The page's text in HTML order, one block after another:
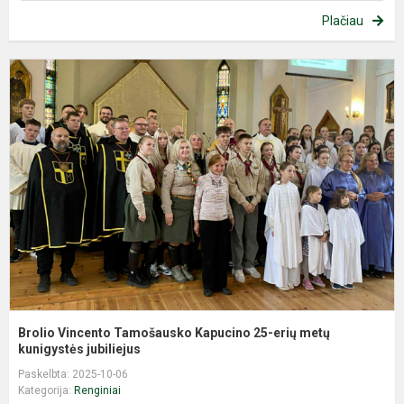
Plačiau
Brolio Vincento Tamošausko Kapucino 25-erių metų
kunigystės jubiliejus
Paskelbta: 2025-10-06
Kategorija: Renginiai